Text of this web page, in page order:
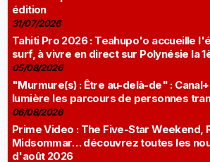
édition
31/07/2026
Tahiti Pro 2026 : Teahupo'o accueille
surf, à vivre en direct sur Polynésie la
05/08/2026
"Murmure(s) : Être au-delà-de" :
lumière les parcours de personnes
06/08/2026
Prime Video : The Five-Star Weekend,
Midsommar… découvrez toutes les
d'août 2026